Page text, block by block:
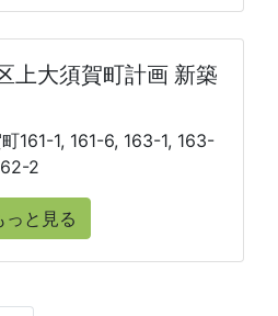
上大須賀町計画 新築
161-1, 161-6, 163-1, 163-
2
っと見る